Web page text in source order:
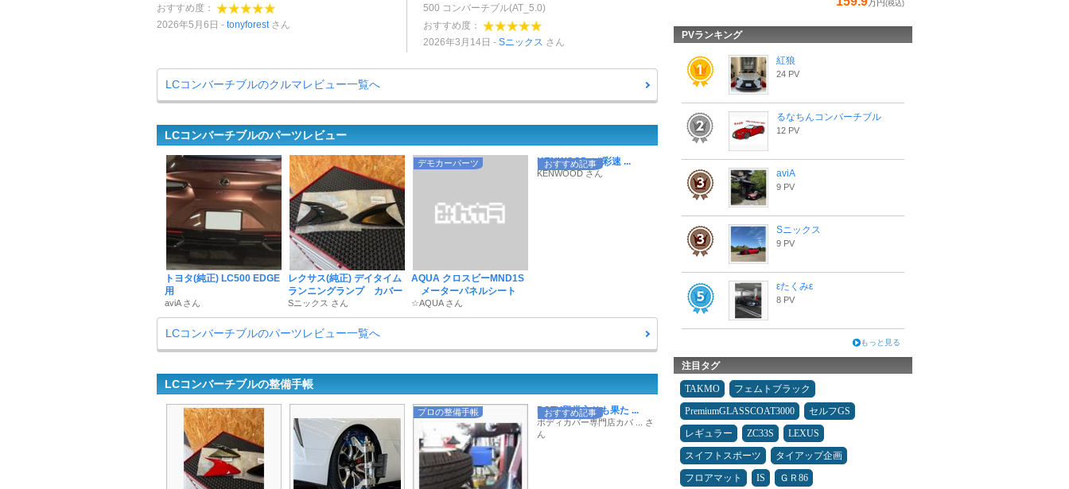
おすすめ度：
2026年5月6日
tonyforestさん
500 コンバーチブル(AT_5.0)
おすすめ度：
2026年3月14日
Sニックス さん
LCコンバーチブルのクルマレビュー一覧へ
LCコンバーチブルのパーツレビュー
トヨタ(純正) LC500 EDGE
用
aviA さん
レクサス(純正) デイタイム
ランニングランプ カバー
Sニックス さん
デモカーパーツ
AQUA クロスビーMND1S
メーターパネルシート
☆AQUA さん
おすすめ記事
KENWOODの“彩速 ...
KENWOOD さん
LCコンバーチブルのパーツレビュー一覧へ
LCコンバーチブルの整備手帳
プロの整備手帳 おすすめ記事
POTY殿堂入りも果た ...
ボディカバー専門店カバ ... さ
ん
万円 (税込)
PVランキング
紅狼
24 PV
るなちんコンバーチブル
12 PV
aviA
9 PV
Sニックス
9 PV
εたくみε
8 PV
もっと見る
注目タグ
TAKMO
フェムトブラック
PremiumGLASSCOAT3000
セルフGS
レギュラー
ZC33S
LEXUS
スイフトスポーツ
タイアップ企画
フロアマット
IS
ＧＲ86